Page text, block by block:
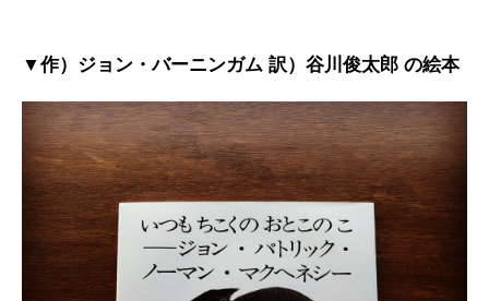
▼作）ジョン・バーニンガム 訳）谷川俊太郎 の絵本